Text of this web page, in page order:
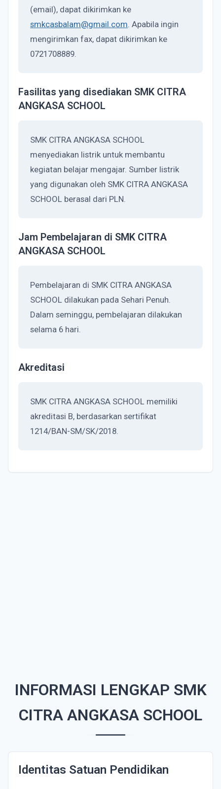
(email), dapat dikirimkan ke
smkcasbalam@gmail.com. Apabila ingin
mengirimkan fax, dapat dikirimkan ke
0721708889.
Fasilitas yang disediakan SMK CITRA
ANGKASA SCHOOL
SMK CITRA ANGKASA SCHOOL
menyediakan listrik untuk membantu
kegiatan belajar mengajar. Sumber listrik
yang digunakan oleh SMK CITRA ANGKASA
SCHOOL berasal dari PLN.
Jam Pembelajaran di SMK CITRA
ANGKASA SCHOOL
Pembelajaran di SMK CITRA ANGKASA
SCHOOL dilakukan pada Sehari Penuh.
Dalam seminggu, pembelajaran dilakukan
selama 6 hari.
Akreditasi
SMK CITRA ANGKASA SCHOOL memiliki
akreditasi B, berdasarkan sertifikat
1214/BAN-SM/SK/2018.
INFORMASI LENGKAP SMK
CITRA ANGKASA SCHOOL
Identitas Satuan Pendidikan